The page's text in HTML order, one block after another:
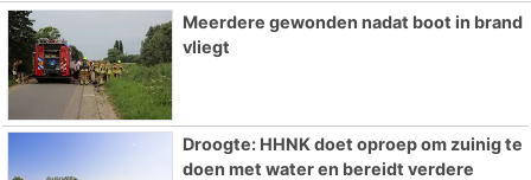
Meerdere gewonden nadat boot in brand
vliegt
Droogte: HHNK doet oproep om zuinig te
doen met water en bereidt verdere